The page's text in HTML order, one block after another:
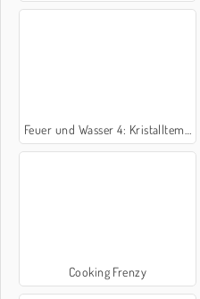
Feuer und Wasser 4: Kristalltempel
Cooking Frenzy